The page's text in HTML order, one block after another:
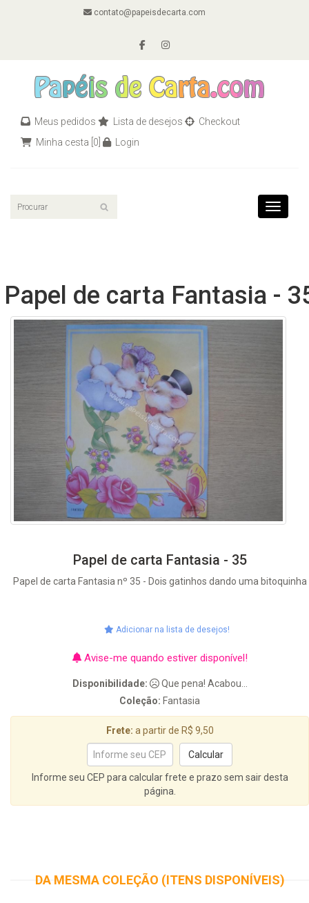
contato@papeisdecarta.com
Meus pedidos Lista de desejos
Checkout
Minha cesta [0] Login
Toggle
Papel de carta Fantasia -
Papel de carta Fantasia - 35
Papel de carta Fantasia nº 35 - Dois gatinhos dando uma bitoquinha
Adicionar na lista de desejos!
Avise-me quando estiver disponível!
Disponibilidade:
Que pena! Acabou...
Coleção: Fantasia
Frete: a partir de R$ 9,50
Informe seu CEP para calcular frete e prazo sem sair desta
página.
DA MESMA COLEÇÃO (ITENS DISPONÍVEIS)